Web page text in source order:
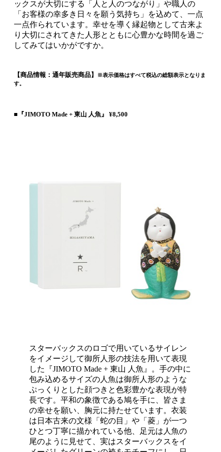
ックスが大切にする「人と人のつながり」や職人の
「お客様の幸多き日々を願う気持ち」を込めて、一点
一点作られています。幸せを導く縁起物として古来よ
り大切にされてきた人形とともに心豊かな時間を過ご
してみてはいかがですか。
【商品情報：通年販売商品】
※表示価格はすべて税込の総額表示となりま
す。
■『JIMOTO Made + 東山 人魚』 ¥8,500
スターバックスのロゴで用いているサイレン
をイメージして御所人形の技法を用いて表現
した『JIMOTO Made + 東山 人魚』。手の中に
包み込めるサイズの人魚は御所人形のような
ぷっくりとした顔つきと色彩豊かな表現が特
長です。平和の象徴である鳩を手に、皆さま
の幸せを願い、胸元に持たせています。衣装
は日本古来の文様「蛇の目」や「菱」が一つ
ひとつ丁寧に描かれている他、足元は人魚の
尾のように見せて、実はスターバックスをイ